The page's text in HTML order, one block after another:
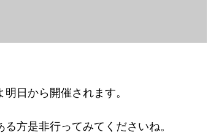
明日から開催されます。
る方是非行ってみてくださいね。